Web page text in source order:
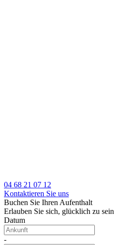
04 68 21 07 12
Kontaktieren Sie uns
Buchen Sie Ihren Aufenthalt
Erlauben Sie sich, glücklich zu sein
Datum
-